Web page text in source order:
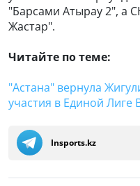
"Барсами Атырау 2", а
Жастар".
Читайте по теме:
"Астана" вернула
участия в Единой Лиге
Insports.kz